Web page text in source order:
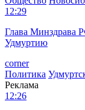
12:29
Глава Минздрава
Удмуртию
corner
Политика
Реклама
12:26